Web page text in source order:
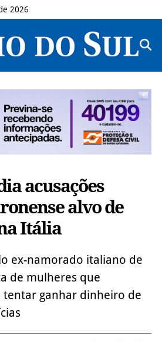
2026
acusações
alvo de
Itália
ex-namorado italiano de
de mulheres que
tentar ganhar dinheiro de